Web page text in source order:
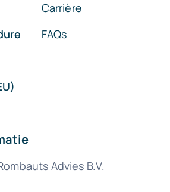
Carrière
FAQs
Advies B.V.